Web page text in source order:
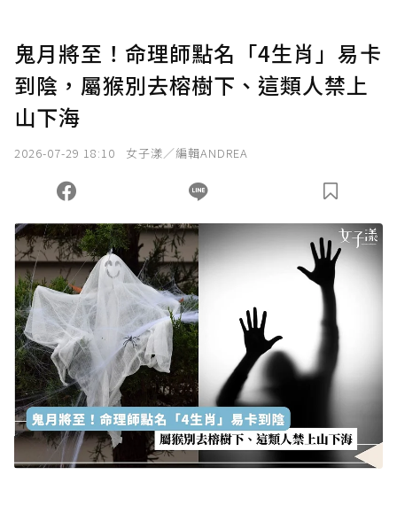
確認送出
您當前剩餘 U 利點數：0點；前往 購買點數
鬼月將至！命理師點名「4生肖」易卡
到陰，屬猴別去榕樹下、這類人禁上
山下海
2026-07-29 18:10 女子漾／編輯ANDREA